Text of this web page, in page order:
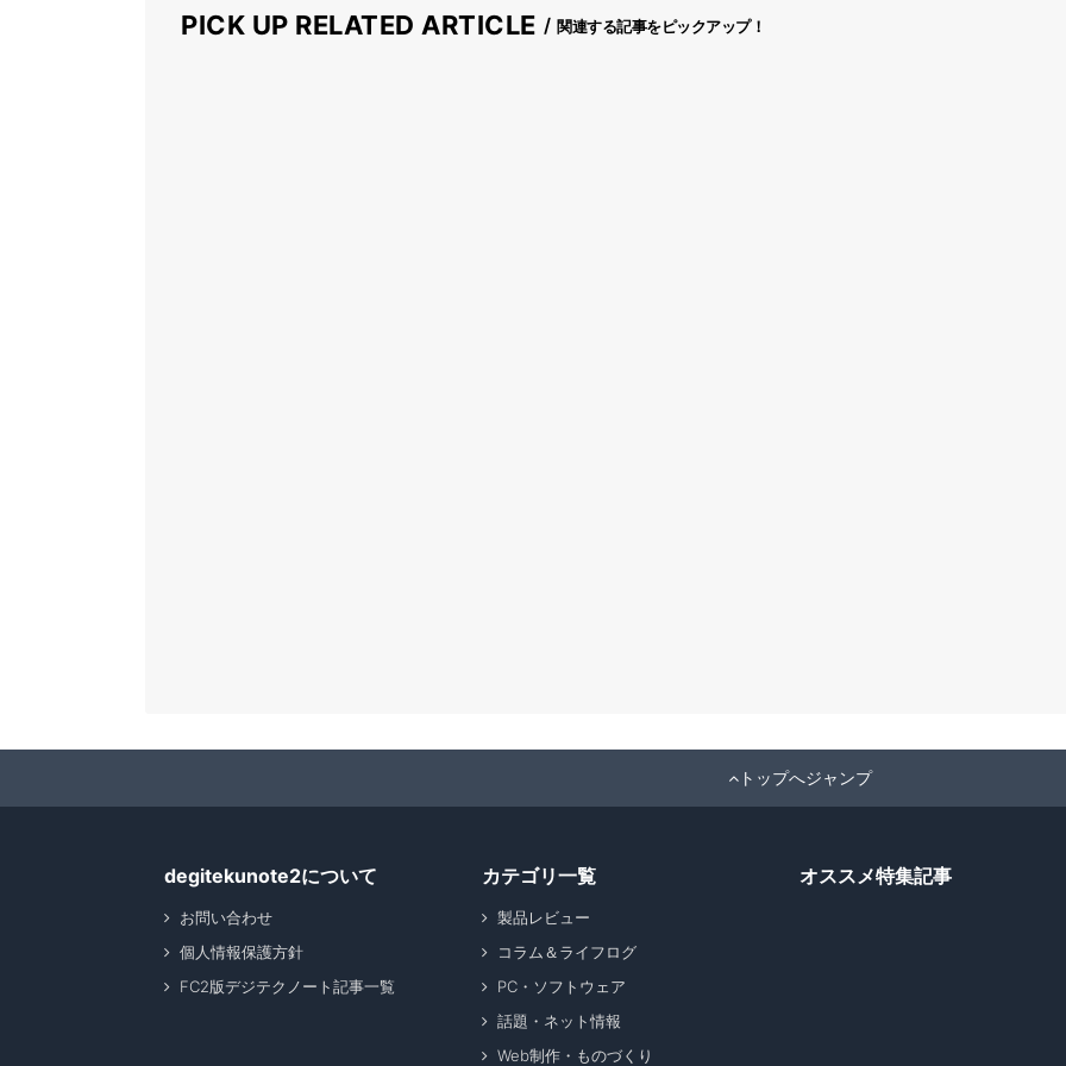
PICK UP RELATED ARTICLE 関連する記事をピックアップ！
トップへジャンプ
degitekunote2について
お問い合わせ
個人情報保護方針
FC2版デジテクノート記事一覧
カテゴリ一覧
製品レビュー
コラム＆ライフログ
PC・ソフトウェア
話題・ネット情報
Web制作・ものづくり
オススメ特集記事